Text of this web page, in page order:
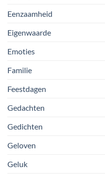
Eenzaamheid
Eigenwaarde
Emoties
Familie
Feestdagen
Gedachten
Gedichten
Geloven
Geluk